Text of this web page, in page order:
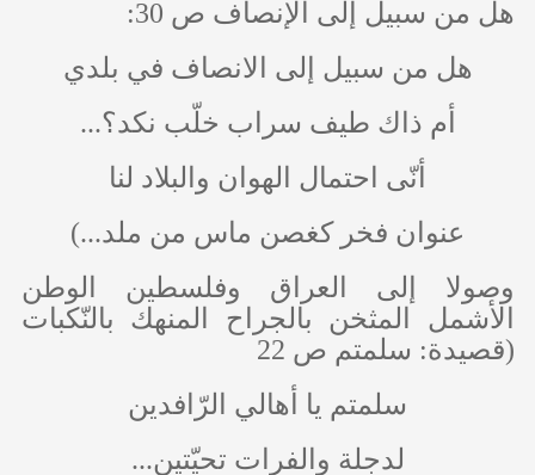
هل من سبيل إلى الإنصاف ص 30:
هل من سبيل إلى الانصاف في بلدي
أم ذاك طيف سراب خلّب نكد؟...
أنّى احتمال الهوان والبلاد لنا
عنوان فخر كغصن ماس من ملد...)
وصولا إلى العراق وفلسطين الوطن
الأشمل المثخن بالجراح المنهك بالنّكبات
(قصيدة: سلمتم ص 22
سلمتم يا أهالي الرّافدين
لدجلة والفرات تحيّتين...